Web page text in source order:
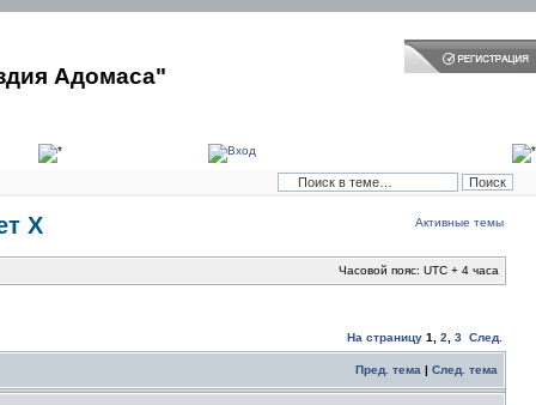
Адомаса"
Х Активные темы
Часовой пояс: UTC + 4 часа
На страницу 1 2 3 След.
Пред. тема | След. тема